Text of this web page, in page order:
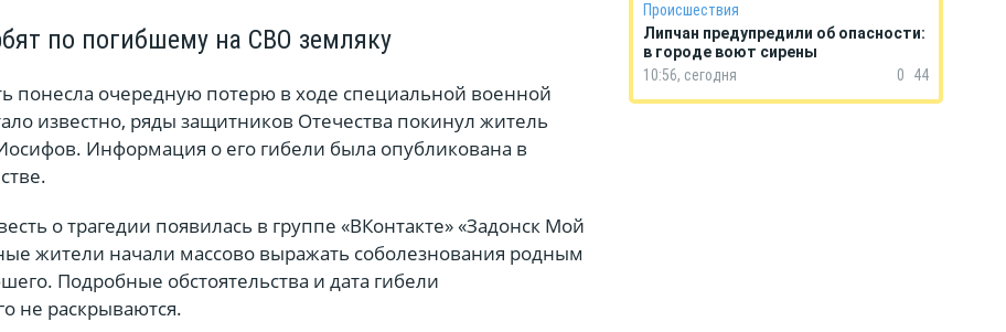
по погибшему на СВО земляку
понесла очередную потерю в ходе специальной военной
известно, ряды защитников Отечества покинул житель
Информация о его гибели была опубликована в
о трагедии появилась в группе «ВКонтакте» «Задонск Мой
жители начали массово выражать соболезнования родным
Подробные обстоятельства и дата гибели
не раскрываются.
Происшествия
Липчан предупредили об опасности:
в городе воют сирены
10:56, сегодня
0 44